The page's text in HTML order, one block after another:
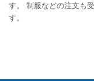
す。 制服などの注文も
す。